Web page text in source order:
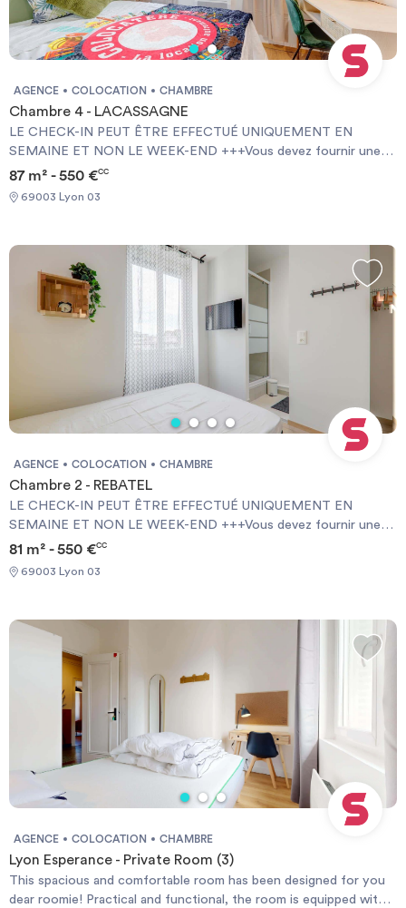
AGENCE COLOCATION CHAMBRE
Chambre 4 - LACASSAGNE
LE CHECK-IN PEUT ÊTRE EFFECTUÉ UNIQUEMENT EN
SEMAINE ET NON LE WEEK-END +++Vous devez fournir une
Garantie Visale obligatoirement et une assurance habitation+++
[ENG] CHECK-IN CAN ONLY BE DONE ON WEEKDAYS AND
87 m² - 550 €CC
69003 Lyon 03
AGENCE COLOCATION CHAMBRE
Chambre 2 - REBATEL
LE CHECK-IN PEUT ÊTRE EFFECTUÉ UNIQUEMENT EN
SEMAINE ET NON LE WEEK-END +++Vous devez fournir une
Garantie Visale obligatoirement et une assurance habitation+++
[ENG] CHECK-IN CAN ONLY BE DONE ON WEEKDAYS AND
NOT AT WEEKENDS +++You must provide a Visale Guarantee
81 m² - 550 €CC
69003 Lyon 03
AGENCE COLOCATION CHAMBRE
Lyon Esperance - Private Room (3)
This spacious and comfortable room has been designed for you
dear roomie! Practical and functional, the room is equipped with